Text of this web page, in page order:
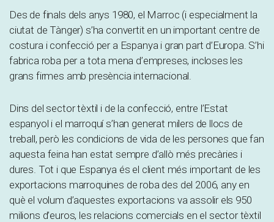
Des de finals dels anys 1980, el Marroc (i especialment la
ciutat de Tànger) s’ha convertit en un important centre de
costura i confecció per a Espanya i gran part d’Europa. S’hi
fabrica roba per a tota mena d’empreses, incloses les
grans firmes amb presència internacional.
Dins del sector tèxtil i de la confecció, entre l’Estat
espanyol i el marroquí s’han generat milers de llocs de
treball, però les condicions de vida de les persones que fan
aquesta feina han estat sempre d’allò més precàries i
dures. Tot i que Espanya és el client més important de les
exportacions marroquines de roba des del 2006, any en
què el volum d’aquestes exportacions va assolir els 950
milions d’euros, les relacions comercials en el sector tèxtil